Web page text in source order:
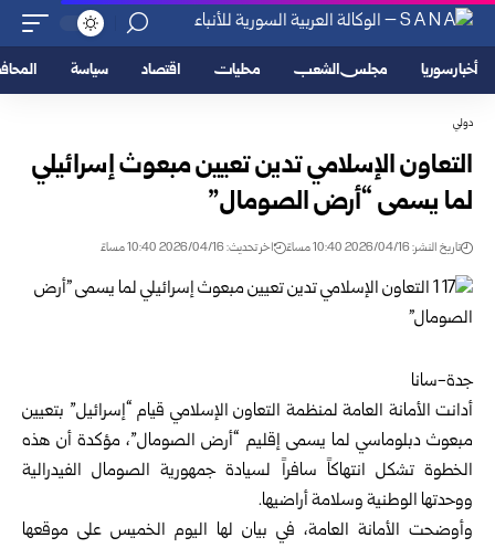
أخبار سوريا مجلس الشعب محليات اقتصاد سياسة
دولي
التعاون الإسلامي تدين تعيين مبعوث إسرائيلي
لما يسمى “أرض الصومال”
تاريخ النشر: 2026/04/16 10:40 مساءً اخر تحديث: 2026/04/16 10:40 مساءً
جدة-سانا
أدانت الأمانة العامة لمنظمة التعاون الإسلامي قيام “إسرائيل” بتعيين
مبعوث دبلوماسي لما يسمى إقليم “أرض الصومال”، مؤكدة أن هذه
الخطوة تشكل انتهاكاً سافراً لسيادة جمهورية الصومال الفيدرالية
ووحدتها الوطنية وسلامة أراضيها.
وأوضحت الأمانة العامة، في بيان لها اليوم الخميس على موقعها